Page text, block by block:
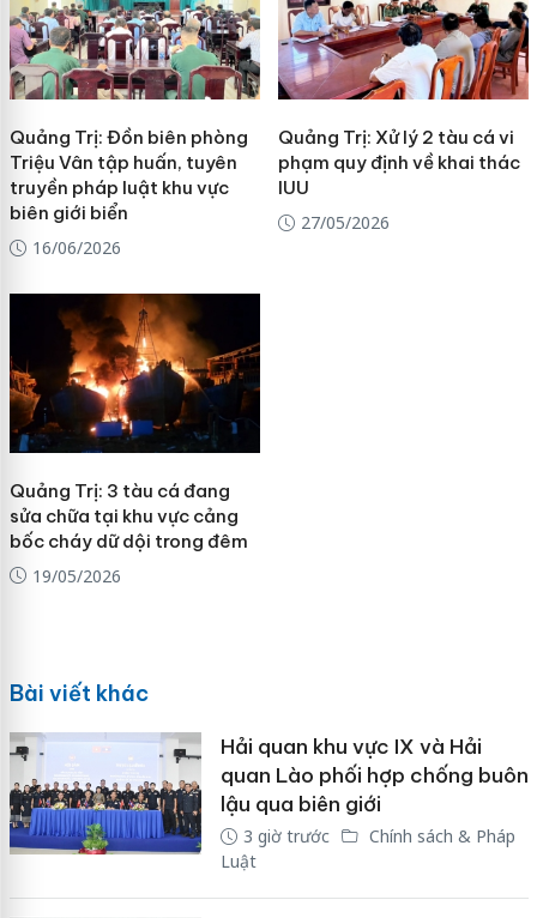
Quảng Trị: Đồn biên phòng
Triệu Vân tập huấn, tuyên
truyền pháp luật khu vực
biên giới biển
16/06/2026
Quảng Trị: Xử lý 2 tàu cá vi
phạm quy định về khai thác
IUU
27/05/2026
Quảng Trị: 3 tàu cá đang
sửa chữa tại khu vực cảng
bốc cháy dữ dội trong đêm
19/05/2026
Bài viết khác
Hải quan khu vực IX và Hải
quan Lào phối hợp chống buôn
lậu qua biên giới
3 giờ trước
Chính sách & Pháp
Luật